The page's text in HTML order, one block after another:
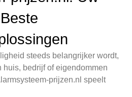
steeds belangrijker wordt,
huis, bedrijf of eigendommen
prijzen.nl speelt